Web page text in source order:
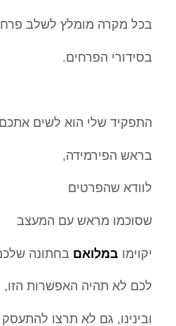
בכל מקרה מומלץ לשלב
בסידורי הפרחים.
התפקיד שלי הוא לשים אתכם
בראש הפירמידה,
לוודא שהפרטים
שסוכמו מראש עם המעצב
יקוימו במלואם בחתונה
לכם לא תהיה האפשרות הזו,
ובינינו, גם לא תרצו